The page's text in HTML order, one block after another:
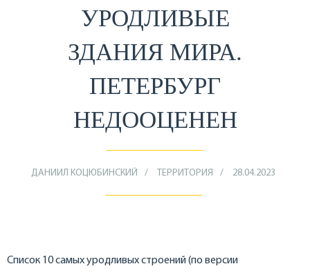
УРОДЛИВЫЕ
ЗДАНИЯ МИРА.
ПЕТЕРБУРГ
НЕДООЦЕНЕН
ДАНИИЛ КОЦЮБИНСКИЙ ТЕРРИТОРИЯ 28.04.2023
Список 10 самых уродливых строений (по версии